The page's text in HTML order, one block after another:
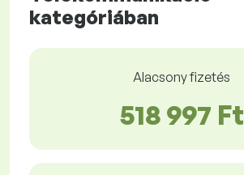
kategóriában
Alacsony fizetés
518 997 Ft